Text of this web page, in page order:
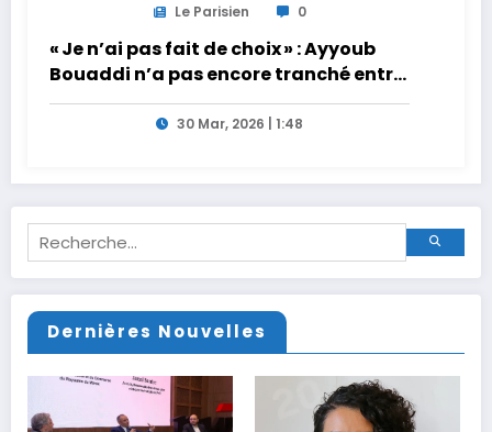
Le Parisien 0
« Je n’ai pas fait de choix » : Ayyoub
Bouaddi n’a pas encore tranché entre
la France et le Maroc
30 Mar, 2026 | 1:48
Dernières Nouvelles